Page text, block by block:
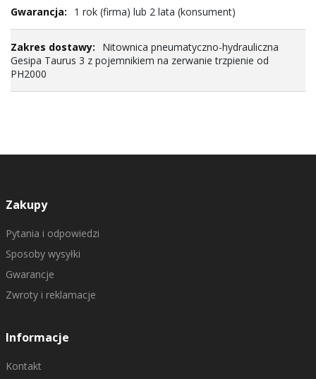
1 rok (firma) lub 2 lata (konsument)
Nitownica pneumatyczno-hydrauliczna
Gesipa Taurus 3 z pojemnikiem na zerwanie trzpienie od
PH2000
Zakupy
Pytania i odpowiedzi
Sposoby wysyłki
Gwarancje
Zwroty i reklamacje
Informacje
Kontakt